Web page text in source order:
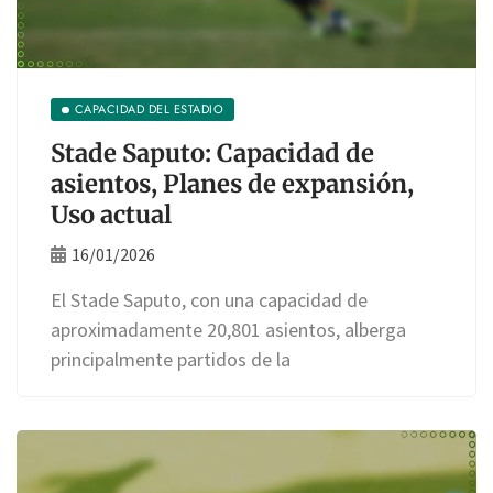
CAPACIDAD DEL ESTADIO
Stade Saputo: Capacidad de
asientos, Planes de expansión,
Uso actual
16/01/2026
El Stade Saputo, con una capacidad de
aproximadamente 20,801 asientos, alberga
principalmente partidos de la